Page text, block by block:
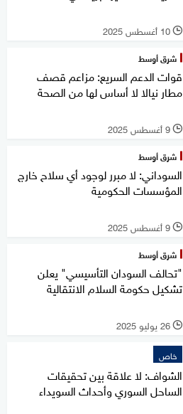
l 10 أغسطس 2025
شرق أوسط
قوات الدعم السريع: مزاعم قصف
مطار نيالا لا أساس لها من الصحة
l 9 أغسطس 2025
شرق أوسط
السوداني: لا مبرر لوجود أي سلاح خارج
المؤسسات الحكومية
l 9 أغسطس 2025
شرق أوسط
"تحالف السودان التأسيسي" يعلن
تشكيل حكومة السلام الانتقالية
l 26 يوليو 2025
خاص
الشواف: لا علاقة بين تحقيقات
الساحل السوري وأحداث السويداء